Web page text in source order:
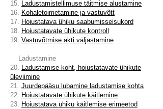
15. Ladustamistellimuse täitmise alustamine
16. Kohaletoimetamine ja vastuvõtt
17. Hoiustatava ühiku saabumisseisukord
18. Hoiustatavate ühikute kontroll
19. Vastuvõtmise akti väljastamine
Ladustamine
20. Ladustamise koht, hoiustatavate ühikute
üleviimine
21. Juurdepääsu lubamine ladustamise kohta
22. Hoiustatavate ühikute käitlemine
23. Hoiustatava ühiku käitlemise erimeetod